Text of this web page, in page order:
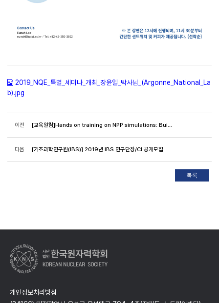
2019_NQE_특별_세미나_개최_장윤일_박사님_(Argonne_National_La
b).jpg
이전 [교육알림]Hands on training on NPP simulations: Building up a full model of an SMR
다음 [기초과학연구원(IBS)] 2019년 IBS 연구단장/CI 공개모집
개인정보처리방침